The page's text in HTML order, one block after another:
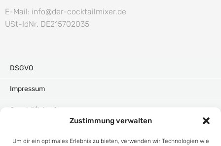
Zustimmung verwalten
Um dir ein optimales Erlebnis zu bieten, verwenden wir Technologien wie
E-Mail: info@der-cocktailmixer.de
USt-IdNr. DE215702035
DSGVO
Impressum
Geschäftsbedingungen